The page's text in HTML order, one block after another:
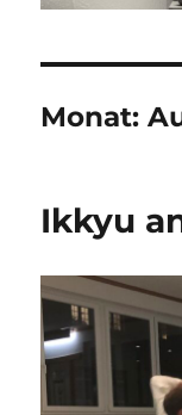
Monat:
Ikkyu